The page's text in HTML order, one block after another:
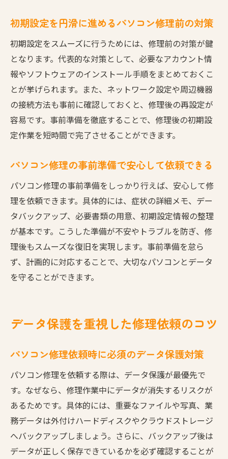
初期設定を円滑に進めるパソコン修理前の対策
初期設定をスムーズに行うためには、修理前の対策が鍵
となります。代表的な対策として、必要なアカウント情
報やソフトウェアのインストール手順をまとめておくこ
とが挙げられます。また、ネットワーク設定や周辺機器
の接続方法も事前に確認しておくと、修理後の再設定が
容易です。事前準備を徹底することで、修理後の初期設
定作業を短時間で完了させることができます。
パソコン修理の事前準備で安心して依頼できる
パソコン修理の事前準備をしっかり行えば、安心して修
理を依頼できます。具体的には、症状の詳細メモ、デー
タバックアップ、必要書類の用意、初期設定情報の整理
が基本です。こうした準備が不安やトラブルを防ぎ、修
理後もスムーズな復旧を実現します。事前準備を怠ら
ず、計画的に対応することで、大切なパソコンとデータ
を守ることができます。
データ保護を重視した修理依頼のコツ
パソコン修理依頼時に必須のデータ保護対策
パソコン修理を依頼する際は、データ保護が最優先で
す。なぜなら、修理作業中にデータが消失するリスクが
あるためです。具体的には、重要なファイルや写真、業
務データは外付けハードディスクやクラウドストレージ
へバックアップしましょう。さらに、バックアップ後は
データが正しく保存できているかを必ず確認することが